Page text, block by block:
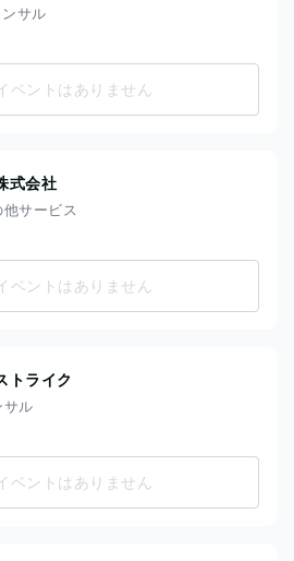
サル
ベントはありません
式会社
サービス
ベントはありません
トライク
サル
ベントはありません